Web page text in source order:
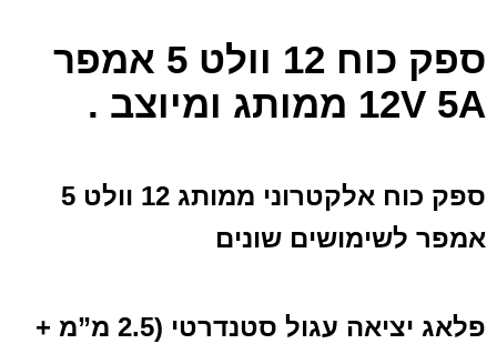
ספק כוח 12 וולט 5 אמפר
12V 5A ממותג ומיוצב .
ספק כוח אלקטרוני ממותג 12 וולט 5
אמפר לשימושים שונים
פלאג יציאה עגול סטנדרטי (2.5 מ”מ +